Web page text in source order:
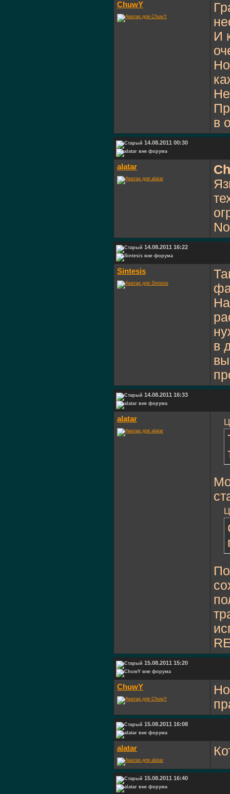
ChuwY
И
в
14.08.2011 00:30
alatar
14.08.2011 16:22
Sintesis
в
14.08.2011 16:33
alatar
15.08.2011 15:20
ChuwY
15.08.2011 16:08
alatar
15.08.2011 16:40